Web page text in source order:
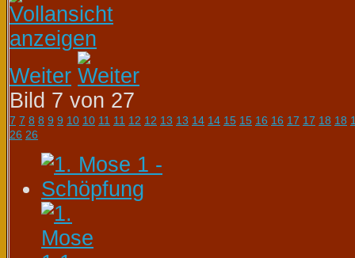
Weiter
Bild 7 von 27
7 7 8 8 9 9 10 10 11 11 12 12 13 13 14 14 15 15 16 16 17 17 18 18
26 26